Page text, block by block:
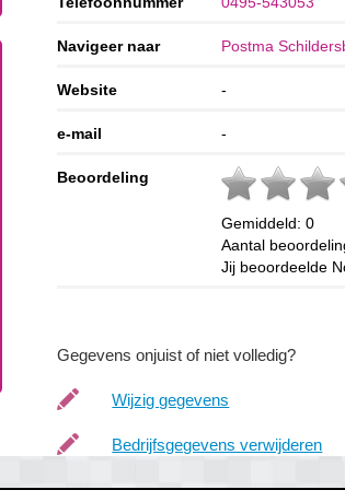
Navigeer naar Postma
Website -
e-mail -
Beoordeling
Gemiddeld:0
Aantal
Jij beoordeelde
Gegevens onjuist of niet volledig?
Wijzig gegevens
Bedrijfsgegevens verwijderen